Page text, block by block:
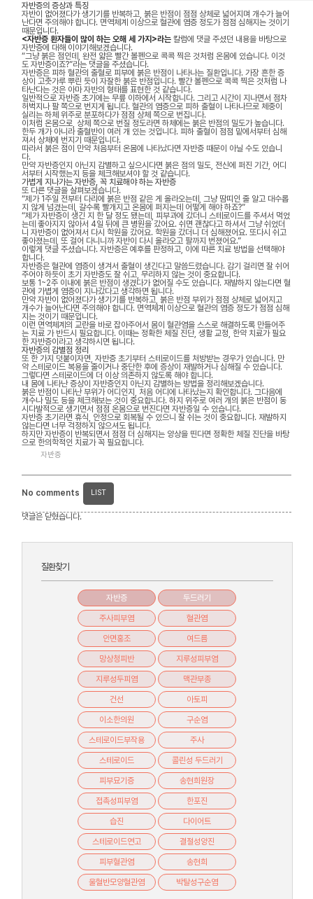
자반증의 증상과 특징
자반이 없어졌다가 생기기를 반복하고, 붉은 반점이 점점 상체로 넓어지며 개수가 늘어
난다면 주의해야 합니다. 면역체계 이상으로 혈관에 염증 정도가 점점 심해지는 것이기
때문입니다.
<자반증 환자들이 많이 하는 오해 세 가지>라는 칼럼에 댓글 주셨던 내용을 바탕으로
자반증에 대해 이야기해보겠습니다.
“그냥 붉은 점인데, 완전 얇은 빨간 볼펜으로 콕콕 찍은 것처럼 온몸에 있습니다. 이것
도 자반증이죠?”라는 댓글을 주셨습니다.
자반증은 피하 혈관의 출혈로 피부에 붉은 반점이 나타나는 질환입니다. 가장 흔한 증
상이 고춧가루 뿌린 듯이 자잘한 붉은 반점입니다. 빨간 볼펜으로 콕콕 찍은 것처럼 나
타난다는 것은 아마 자반의 형태를 표현한 것 같습니다.
일반적으로 자반증 초기에는 무릎 이하에서 시작합니다. 그리고 시간이 지나면서 점차
허벅지나 팔 쪽으로 번지게 됩니다. 혈관의 염증으로 피하 출혈이 나타나므로 체중이
실리는 하체 위주로 분포하다가 점점 상체 쪽으로 번집니다.
이처럼 온몸으로, 상체 쪽으로 번질 정도라면 하체에는 붉은 반점의 밀도가 높습니다.
한두 개가 아니라 출혈반이 여러 개 있는 것입니다. 피하 출혈이 점점 밑에서부터 심해
져서 상체에 번지기 때문입니다.
따라서 붉은 점이 만약 처음부터 온몸에 나타났다면 자반증 때문이 아닐 수도 있습니
다.
만약 자반증인지 아닌지 감별하고 싶으시다면 붉은 점의 밀도, 전신에 퍼진 기간, 어디
서부터 시작했는지 등을 체크해보셔야 할 것 같습니다.
가볍게 지나가는 자반증, 꼭 치료해야 하는 자반증
또 다른 댓글을 살펴보겠습니다.
“제가 1주일 전부터 다리에 붉은 반점 같은 게 올라오는데, 그냥 땀띠인 줄 알고 대수롭
지 않게 넘겼는데, 갈수록 빨개지고 온몸에 퍼지는데 어떻게 해야 하죠?”
“제가 자반증이 생긴 지 한 달 정도 됐는데, 피부과에 갔더니 스테로이드를 주셔서 먹었
는데 좋아지지 않아서 4일 뒤에 큰 병원을 갔어요. 쉬면 괜찮다고 하셔서 그냥 쉬었더
니 자반증이 없어져서 다시 학원을 갔어요. 학원을 갔더니 더 심해졌어요. 또다시 쉬고
좋아졌는데, 또 걸어 다니니까 자반이 다시 올라오고 팔까지 번졌어요.”
이렇게 댓글 주셨습니다. 자반증은 예후를 판정하고, 이에 따른 치료 방법을 선택해야
합니다.
자반증은 혈관에 염증이 생겨서 출혈이 생긴다고 말씀드렸습니다. 감기 걸리면 잘 쉬어
주어야 하듯이 초기 자반증도 잘 쉬고, 무리하지 않는 것이 중요합니다.
보통 1~2주 이내에 붉은 반점이 생겼다가 없어질 수도 있습니다. 재발하지 않는다면 혈
관에 가볍게 염증이 지나갔다고 생각하면 됩니다.
만약 자반이 없어졌다가 생기기를 반복하고, 붉은 반점 부위가 점점 상체로 넓어지고
개수가 늘어난다면 주의해야 합니다. 면역체계 이상으로 혈관의 염증 정도가 점점 심해
지는 것이기 때문입니다.
이런 면역체계의 교란을 바로 잡아주어서 몸이 혈관염을 스스로 해결하도록 만들어주
는 치료 가 반드시 필요합니다. 이때는 정확한 체질 진단, 생활 교정, 한약 치료가 필요
한 자반증이라고 생각하시면 됩니다.
자반증의 감별점 정리
또 한 가지 덧붙이자면, 자반증 초기부터 스테로이드를 처방받는 경우가 있습니다. 만
약 스테로이드 복용을 줄이거나 중단한 후에 증상이 재발하거나 심해질 수 있습니다.
그렇다면 스테로이드에 더 이상 의존하지 않도록 해야 합니다.
내 몸에 나타난 증상이 자반증인지 아닌지 감별하는 방법을 정리해보겠습니다.
붉은 반점이 나타난 부위가 어디인지, 처음 어디에 나타났는지 확인합니다. 그다음에
개수나 밀도 등을 체크해보는 것이 중요합니다. 하지 위주로 여러 개의 붉은 반점이 동
시다발적으로 생기면서 점점 온몸으로 번진다면 자반증일 수 있습니다.
자반증 초기라면 휴식, 안정으로 회복될 수 있으니 잘 쉬는 것이 중요합니다. 재발하지
않는다면 너무 걱정하지 않으셔도 됩니다.
하지만 자반증이 반복되면서 점점 더 심해지는 양상을 띤다면 정확한 체질 진단을 바탕
으로 한의학적인 치료가 꼭 필요합니다.
자반증
No comments LIST
댓글은 닫혔습니다.
질환찾기
자반증 두드러기
주사피부염 혈관염
안면홍조 여드름
망상청피반 지루성피부염
지루성두피염 맥관부종
건선 아토피
이소한의원 구순염
스테로이드부작용 주사
스테로이드 콜린성 두드러기
피부묘기증 송현희원장
접촉성피부염 한포진
습진 다이어트
스테로이드연고 결절성양진
피부혈관염 송현희
울혈반모양혈관염 박탈성구순염